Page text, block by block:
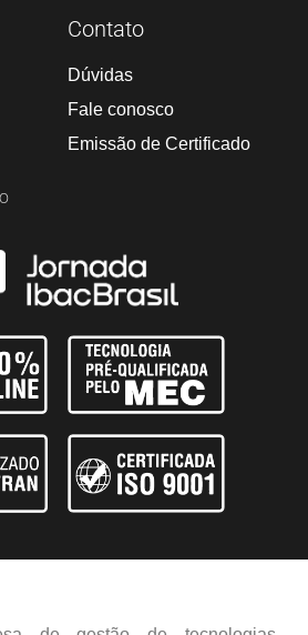
Contato
Dúvidas
Fale conosco
Emissão de Certificado